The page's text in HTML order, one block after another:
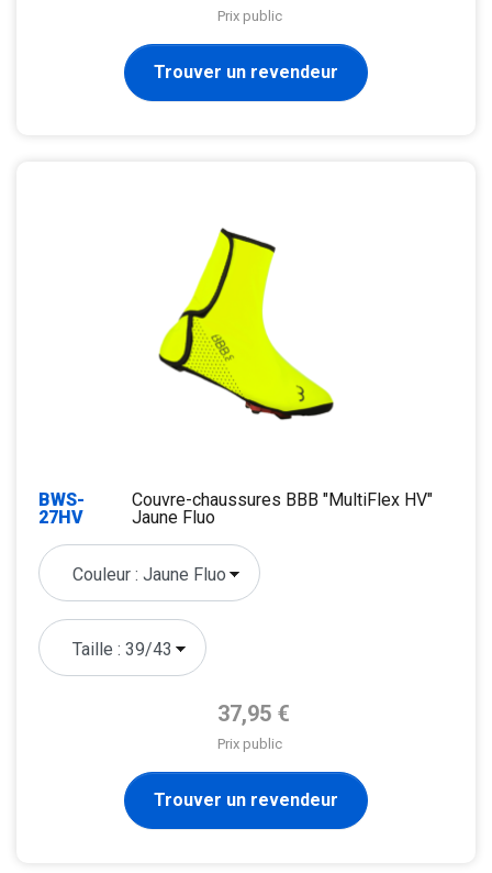
Prix public
Trouver un revendeur
BWS-
27HV
Couvre-chaussures BBB "MultiFlex HV"
Jaune Fluo
Prix de base
37,95 €
Prix public
Trouver un revendeur